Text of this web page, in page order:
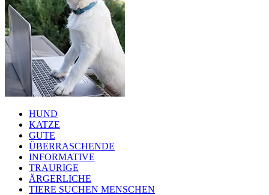
HUND
KATZE
GUTE
ÜBERRASCHENDE
INFORMATIVE
TRAURIGE
ÄRGERLICHE
TIERE SUCHEN MENSCHEN